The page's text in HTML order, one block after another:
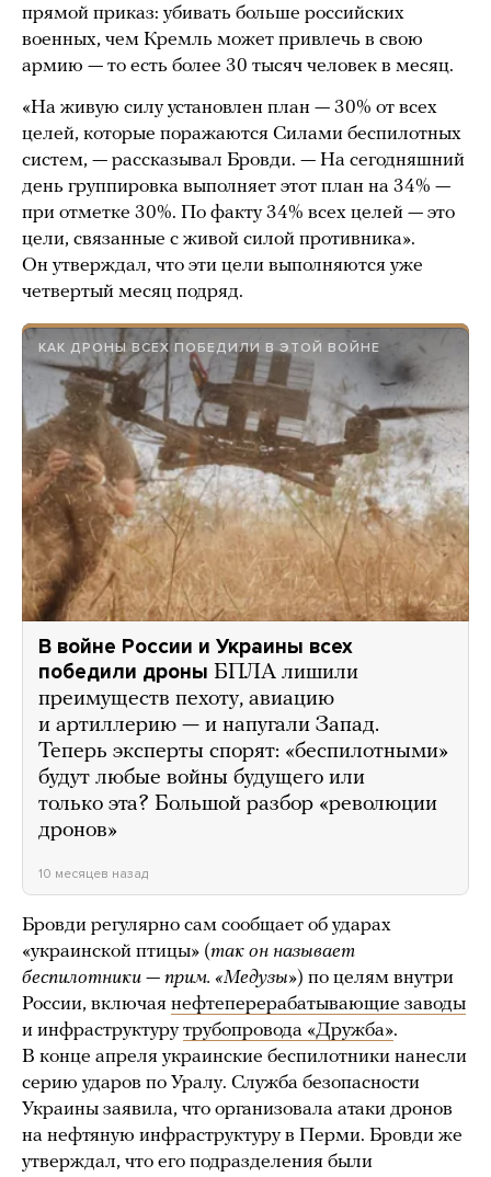
прямой приказ: убивать больше российских
военных, чем Кремль может привлечь в свою
армию — то есть более 30 тысяч человек в месяц.
«На живую силу установлен план — 30% от всех
целей, которые поражаются Силами беспилотных
систем, — рассказывал Бровди. — На сегодняшний
день группировка выполняет этот план на 34% —
при отметке 30%. По факту 34% всех целей — это
цели, связанные с живой силой противника».
Он утверждал, что эти цели выполняются уже
четвертый месяц подряд.
КАК ДРОНЫ ВСЕХ ПОБЕДИЛИ В ЭТОЙ ВОЙНЕ
В войне России и Украины всех
победили дроны БПЛА лишили
преимуществ пехоту, авиацию
и артиллерию — и напугали Запад.
Теперь эксперты спорят: «беспилотными»
будут любые войны будущего или
только эта? Большой разбор «революции
дронов»
10 месяцев назад
Бровди регулярно сам сообщает об ударах
«украинской птицы» (так он называет
беспилотники — прим. «Медузы») по целям внутри
России, включая нефтеперерабатывающие заводы
и инфраструктурутрубопровода «Дружба».
В конце апреля украинские беспилотники нанесли
серию ударов по Уралу. Служба безопасности
Украины заявила, что организовала атаки дронов
на нефтяную инфраструктуру в Перми. Бровди же
утверждал, что его подразделения были